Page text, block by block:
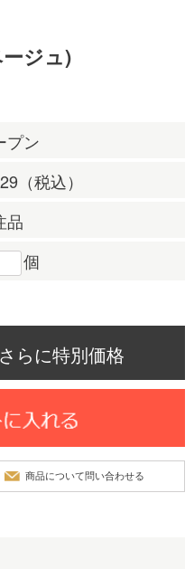
ジュ)
プン
（税込）
品
個
らに特別価格